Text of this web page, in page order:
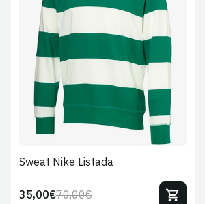
S XL 2XL
Sweat Nike Listada
Preço
70,00€Preço
35,00€